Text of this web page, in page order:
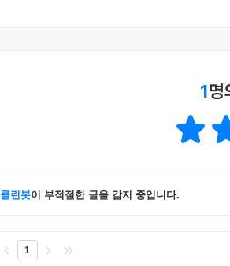
1명
클린봇이 부적절한 글을 감지 중입니다.
1